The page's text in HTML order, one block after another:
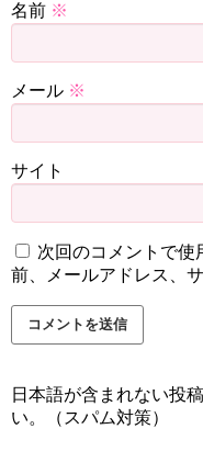
名前 ※
メール ※
サイト
次回のコメントで使
前、メールアドレス、
日本語が含まれない投
い。（スパム対策）